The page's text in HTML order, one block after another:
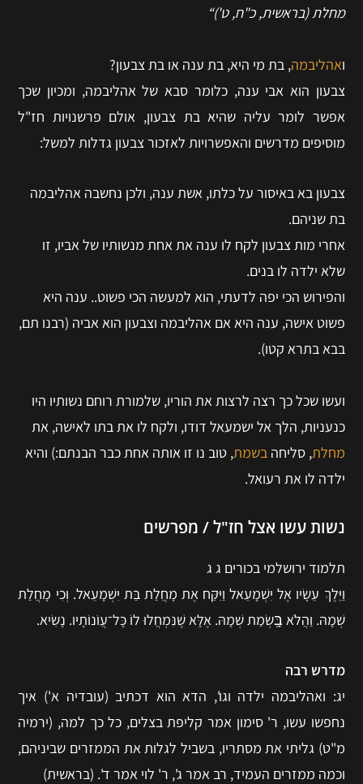
מחלת (בראשית, כ"ח, ט')“
ואהליבמה, בת מי היא, בת ענה או בת צבעון?
צבעון הוא אבי ענה, כלומר סבא של אהליבמה, ומכיון שכך
אפשר לומר עליה שהיא בת צבעון, אולם פרשנויות חז"ל
מוסיפים מדרשים והאפשרויות לאזכור צבעון גדלות למשל:
צבעון בא באיסור על כלתו, אשת ענה, ולכן נחשבה אהליבמה
בת שניהם.
אחרי מות צבעון לקח לו ענה את אחת מנשותיו של אביו, זו
שלא ילדה לו בנים.
והפירוש הכי יפה לדעתי, הוא למעשה הכי פשוט.. ענה היא
פשוט אישה, ענה היא אם אהליבמה וצבעון הוא אביה (רבנו תם,
בבא בתרא קטו).
ועשו שכל כך רצה לרצות את הוריו, שלמורת רוחם נשותיו היו
כנעניות, הלך אל ישמעאל דודו, ולקח לו את בתו לאישה, את
מחלת, סליחהבשמת, טוב נו זו אותה אחת כבר הבנתם:) והיא
ילדה לו את רעואל.
נשות עשו אצל חז"ל / מפרשים
תלמוד ירושלמי בכורים ג ג
וַיֵּלֶךְ עֵשָׂיו אֶל יִשְׁמָעֵאל וַיִּקַּח אֶת מָחֲלַת בַּת יִשְׁמָעֵאל. וְכִי מָחֲלַת
שְׁמָהּ. וַהֲלֹא בָּֽשְׂמַת שְׁמָהּ. אֶלָּא שֶׁנִּמְחֲלוּ לוֹ כָּל־עֲוֹנוֹתָיו. נָשִׂיא.
מדרש רבה
יג: ואהליבמה ילדה וגו', הדא הוא דכתיב (עובדיה א') איך
נחפשו עשו, ר' סימון אמר קליפת בצלים, כל כך למה, (ירמיה
מ"ט) גליתי את מסתריו, בשביל לגלות את הממזרים שביניהם,
וכמה ממזרים העמיד, רב אמר ג', ר' לוי אמר ד'. (בראשית)